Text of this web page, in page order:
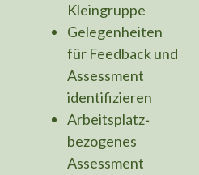
Kleingruppe
Gelegenheiten
für Feedback und
Assessment
identifizieren
Arbeitsplatz‐
bezogenes
Assessment